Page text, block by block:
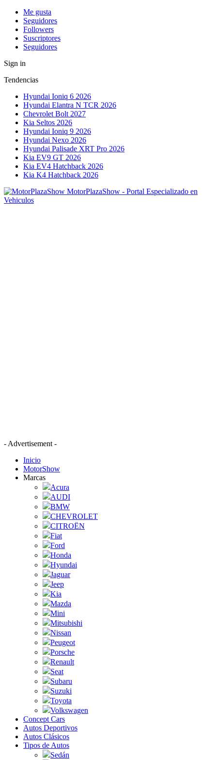
Me gusta
Seguidores
Followers
Suscriptores
Seguidores
Sign in
Tendencias
Hyundai Ioniq 6 2026
Hyundai Elantra N TCR 2026
Chevrolet Bolt 2027
Kia Seltos 2026
Hyundai Ioniq 9 2026
Hyundai Nexo 2026
Hyundai Palisade XRT Pro 2026
Kia EV9 GT 2026
Kia EV4 Hatchback 2026
Kia K4 Hatchback 2026
MotorPlazaShow - Portal Especializado en
Vehiculos
- Advertisement -
Inicio
MotorShow
Marcas
Acura
AUDI
BMW
CHEVROLET
CITROËN
Fiat
Ford
Honda
Hyundai
Jaguar
Jeep
Kia
Mazda
Mini
Mitsubishi
Nissan
Peugeot
Porsche
Renault
Seat
Subaru
Suzuki
Toyota
Volkswagen
Concept Cars
Autos Deportivos
Autos Clásicos
Tipos de Autos
Sedán